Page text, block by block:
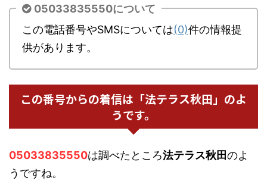
05033835550について
この電話番号やSMSについては(0)件の情報提
供があります。
この番号からの着信は「法テラス秋田」のよ
うです。
05033835550は調べたところ法テラス秋田のよ
うですね。